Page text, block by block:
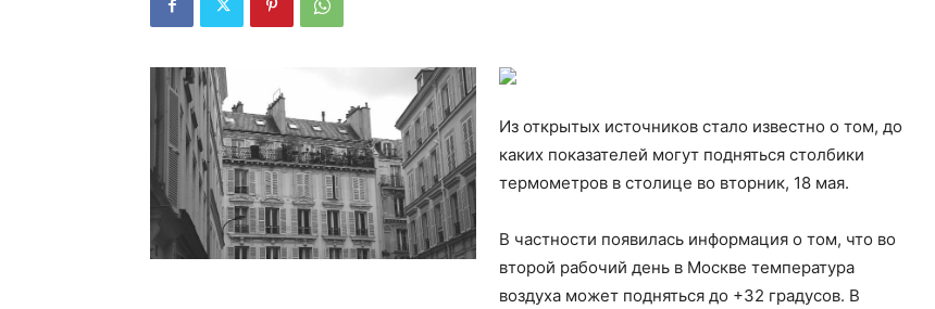
Из открытых источников стало известно о том, до
каких показателей могут подняться столбики
термометров в столице во вторник, 18 мая.
В частности появилась информация о том, что во
второй рабочий день в Москве температура
воздуха может подняться до +32 градусов. В